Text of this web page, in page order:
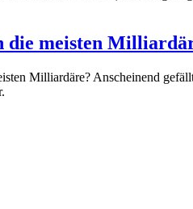
die meisten
Milliardäre? Anscheinend